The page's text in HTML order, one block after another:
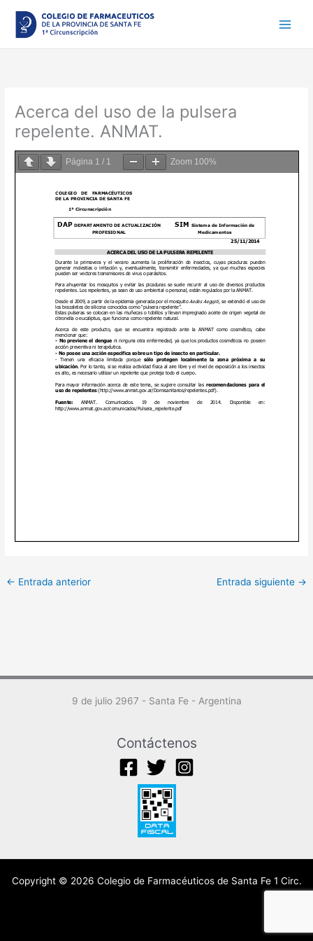
contenido
Acerca del uso de la pulsera
repelente. ANMAT.
Página 1 / 1 Zoom 100%
← Entrada anterior Entrada siguiente →
9 de julio 2967 - Santa Fe - Argentina
Contáctenos
Copyright © 2026 Colegio de Farmacéuticos de Santa Fe 1 Circ.